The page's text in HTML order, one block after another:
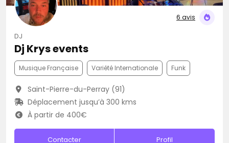
6 avis
DJ
Dj Krys events
Musique Française Variété Internationale Funk
Saint-Pierre-du-Perray (91)
Déplacement jusqu’à 300 kms
À partir de 400€
Contacter Profil